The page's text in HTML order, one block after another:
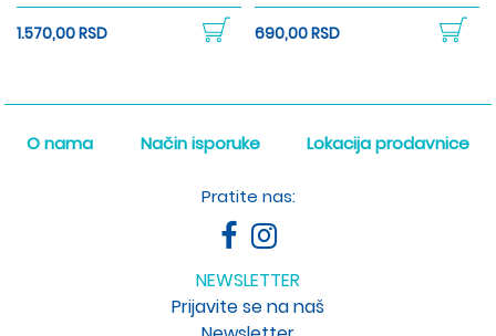
1.570,00 RSD 690,00 RSD
O nama Način isporuke Lokacija prodavnice
Pratite nas:
NEWSLETTER
Prijavite se na naš